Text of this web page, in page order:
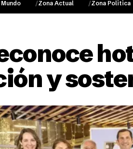
Zona Actual Zona Politica
y